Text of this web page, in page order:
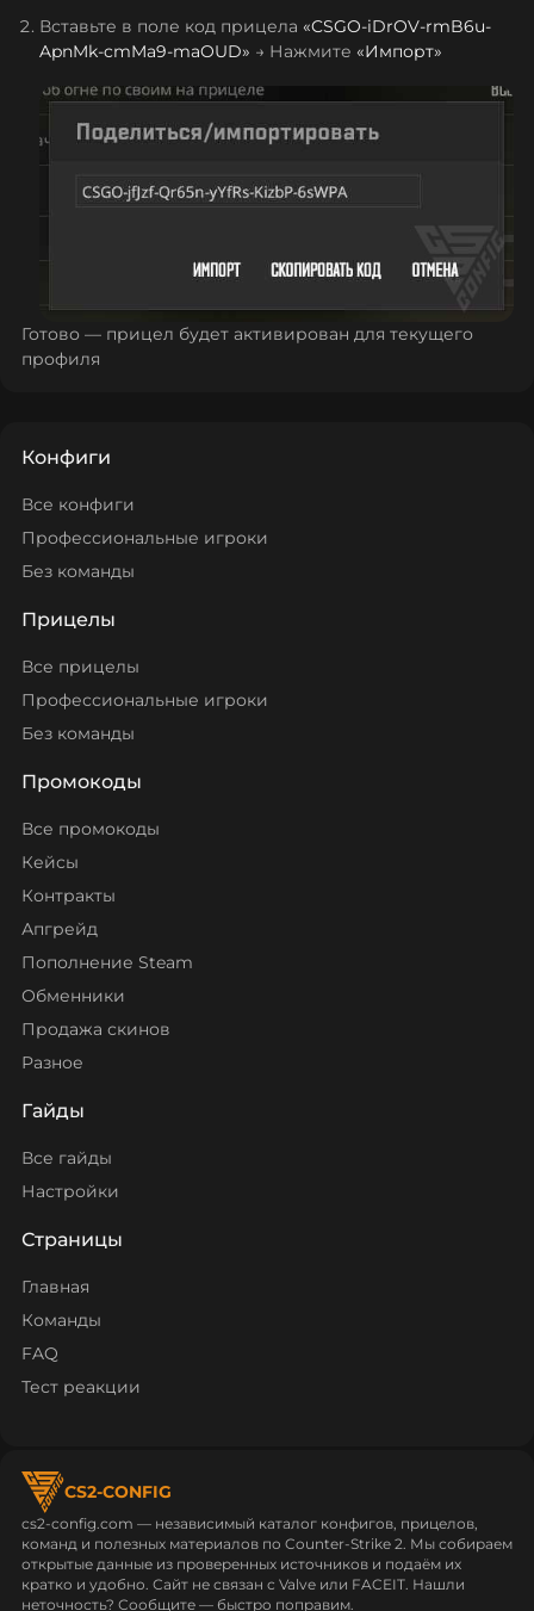
Вставьте в поле код прицела «CSGO-iDrOV-rmB6u-
ApnMk-cmMa9-maOUD» → Нажмите «Импорт»
Готово — прицел будет активирован для текущего
профиля
Конфиги
Все конфиги
Профессиональные игроки
Без команды
Прицелы
Все прицелы
Профессиональные игроки
Без команды
Промокоды
Все промокоды
Кейсы
Контракты
Апгрейд
Пополнение Steam
Обменники
Продажа скинов
Разное
Гайды
Все гайды
Настройки
Страницы
Главная
Команды
FAQ
Тест реакции
CS2-CONFIG
cs2-config.com — независимый каталог конфигов, прицелов,
команд и полезных материалов по Counter‑Strike 2. Мы собираем
открытые данные из проверенных источников и подаём их
кратко и удобно. Сайт не связан с Valve или FACEIT. Нашли
неточность? Сообщите — быстро поправим.